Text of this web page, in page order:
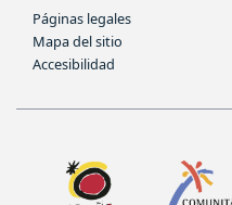
Páginas legales
Mapa del sitio
Accesibilidad